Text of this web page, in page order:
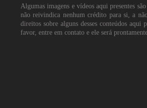
Algumas imagens e vídeos aqui presentes
não reivindica nenhum crédito para si, a
direitos sobre alguns desses conteúdos aqui
favor, entre em contato e ele será